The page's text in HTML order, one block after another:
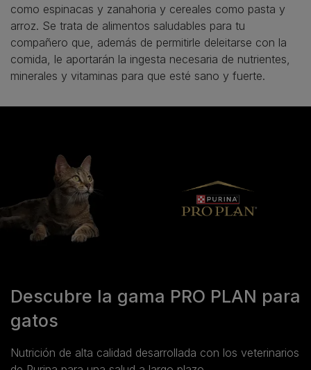
como espinacas y zanahoria y cereales como pasta y
arroz. Se trata de alimentos saludables para tu
compañero que, además de permitirle deleitarse con la
comida, le aportarán la ingesta necesaria de nutrientes,
minerales y vitaminas para que esté sano y fuerte.
Descubre la gama PRO PLAN para
gatos
Nutrición de alta calidad desarrollada con los veterinarios